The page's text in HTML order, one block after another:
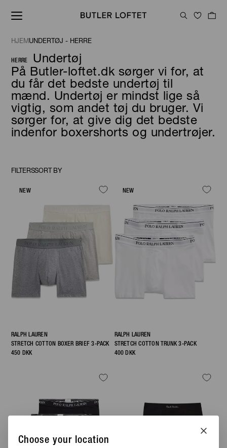
Choose your location
HJEMUNDERTØJ - HERRE
HERRE
Undertøj
På Butler-loftet.dk sørger vi for, at
du får det bedste undertøj til
mænd. Undertøj er mindst lige så
vigtig, som andet tøj du bruger. Vi
sørger for, at give dig det bedste
indenfor boxershorts og undertrøjer.
FILTERSSORT BY
Sort
NEW
RALPH LAUREN
STRETCH COTTON BOXER BRIEF 3-PACK
450 DKK
NEW
RALPH LAUREN
STRETCH COTTON TRUNK 3-PACK
400 DKK